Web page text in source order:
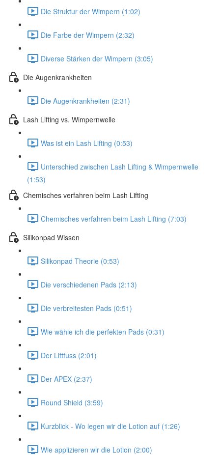
Die Struktur der Wimpern (1:02)
Die Farbe der Wimpern (2:32)
Diverse Stärken der Wimpern (3:05)
Die Augenkrankheiten
Die Augenkrankheiten (2:31)
Lash Lifting vs. Wimpernwelle
Was ist ein Lash Lifting (0:53)
Unterschied zwischen Lash Lifting & Wimpernwelle
(1:53)
Chemisches verfahren beim Lash Lifting
Chemisches verfahren beim Lash Lifting (7:03)
Silikonpad Wissen
Silikonpad Theorie (0:53)
Die verschiedenen Pads (2:13)
Die verbreitesten Pads (0:51)
Wie wähle ich die perfekten Pads (0:31)
Der Liftfuss (2:01)
Der APEX (2:37)
Round Shield (3:59)
Kurzblick - Wo legen wir die Lotion auf (1:26)
Wie applizieren wir die Lotion (2:00)